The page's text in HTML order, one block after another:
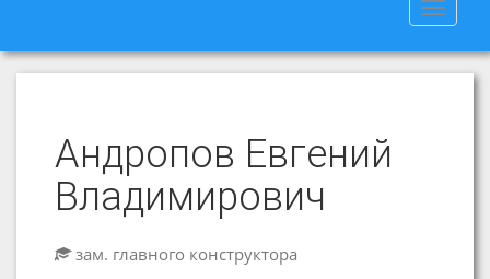
Toggle
Андропов Евгений
Владимирович
зам. главного конструктора